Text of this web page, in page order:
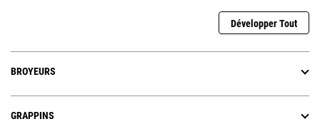
Développer Tout
BROYEURS
GRAPPINS